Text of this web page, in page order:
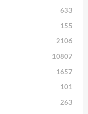
633
155
2106
10807
1657
101
263